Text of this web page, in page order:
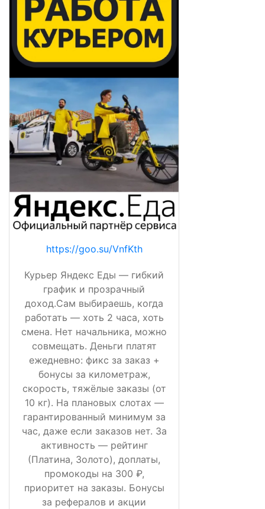
https://goo.su/VnfKth
Курьер Яндекс Еды — гибкий
график и прозрачный
доход.Сам выбираешь, когда
работать — хоть 2 часа, хоть
смена. Нет начальника, можно
совмещать. Деньги платят
ежедневно: фикс за заказ +
бонусы за километраж,
скорость, тяжёлые заказы (от
10 кг). На плановых слотах —
гарантированный минимум за
час, даже если заказов нет. За
активность — рейтинг
(Платина, Золото), доплаты,
промокоды на 300 ₽,
приоритет на заказы. Бонусы
за рефералов и акции